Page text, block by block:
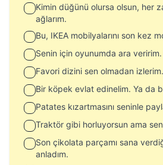
Kimin düğünü olursa olsun, her
ağlarım.
Bu, IKEA mobilyalarını son kez
Senin için oyunumda ara
Favori dizini sen olmadan izlerim.
Bir köpek evlat edinelim. Ya da
Patates kızartmasını seninle
Traktör gibi horluyorsun ama
Son çikolata parçamı sana
anladım.